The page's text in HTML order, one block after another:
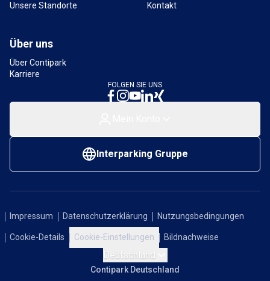
Unsere Standorte
Kontakt
Über uns
Über Contipark
Karriere
FOLGEN SIE UNS
Interparking Gruppe
Impressum Datenschutzerklärung Nutzungsbedingungen
Cookie-Details Cookie-Einstellungen Bildnachweise
Deutschland
Contipark Deutschland